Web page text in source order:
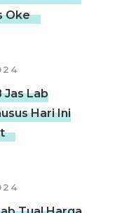
Oke
Jas Lab
Hari Ini